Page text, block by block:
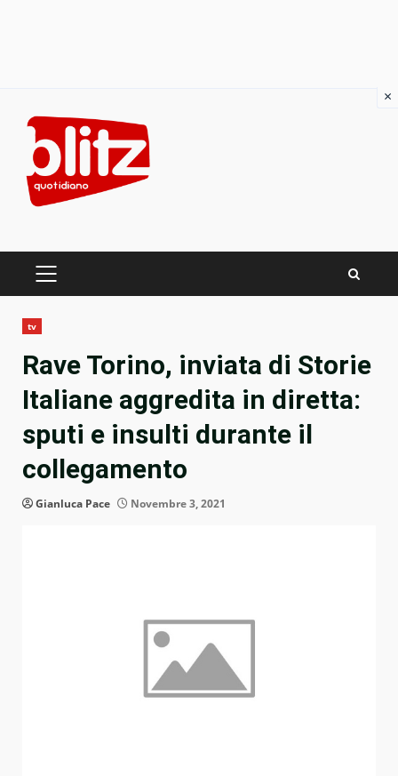
content
PRIMARY
tv
Rave Torino, inviata di Storie
Italiane aggredita in diretta:
sputi e insulti durante il
collegamento
Gianluca Pace Novembre 3, 2021
×